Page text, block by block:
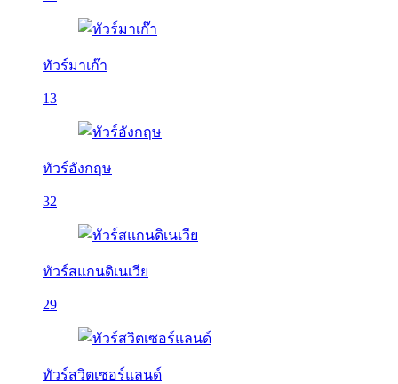
ทัวร์มาเก๊า
13
ทัวร์อังกฤษ
32
ทัวร์สแกนดิเนเวีย
29
ทัวร์สวิตเซอร์แลนด์